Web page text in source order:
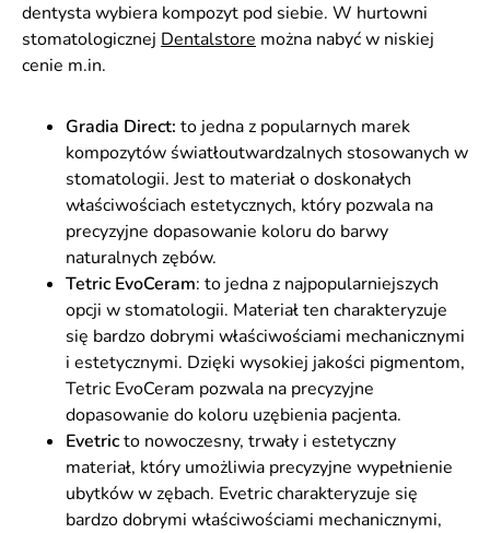
dentysta wybiera kompozyt pod siebie. W hurtowni
stomatologicznej Dentalstore można nabyć w niskiej
cenie m.in.
Gradia Direct: to jedna z popularnych marek
kompozytów światłoutwardzalnych stosowanych w
stomatologii. Jest to materiał o doskonałych
właściwościach estetycznych, który pozwala na
precyzyjne dopasowanie koloru do barwy
naturalnych zębów.
Tetric EvoCeram: to jedna z najpopularniejszych
opcji w stomatologii. Materiał ten charakteryzuje
się bardzo dobrymi właściwościami mechanicznymi
i estetycznymi. Dzięki wysokiej jakości pigmentom,
Tetric EvoCeram pozwala na precyzyjne
dopasowanie do koloru uzębienia pacjenta.
Evetricto nowoczesny, trwały i estetyczny
materiał, który umożliwia precyzyjne wypełnienie
ubytków w zębach. Evetric charakteryzuje się
bardzo dobrymi właściwościami mechanicznymi,